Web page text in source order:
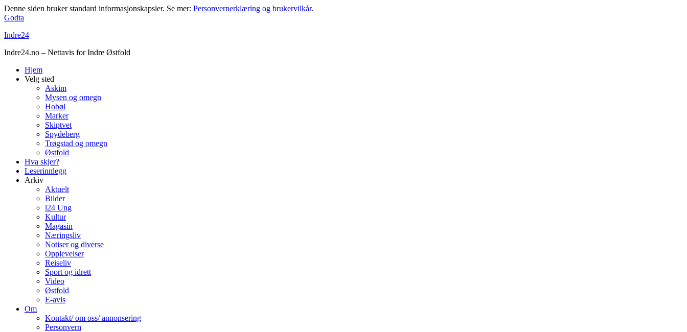
Denne siden bruker standard informasjonskapsler. Se mer: Personvernerklæring og brukervilkår.
Godta
Indre24
Indre24.no – Nettavis for Indre Østfold
Hjem
Velg sted
Askim
Mysen og omegn
Hobøl
Marker
Skiptvet
Spydeberg
Trøgstad og omegn
Østfold
Hva skjer?
Leserinnlegg
Arkiv
Aktuelt
Bilder
i24 Ung
Kultur
Magasin
Næringsliv
Notiser og diverse
Opplevelser
Reiseliv
Sport og idrett
Video
Østfold
E-avis
Om
Kontakt/ om oss/ annonsering
Personvern